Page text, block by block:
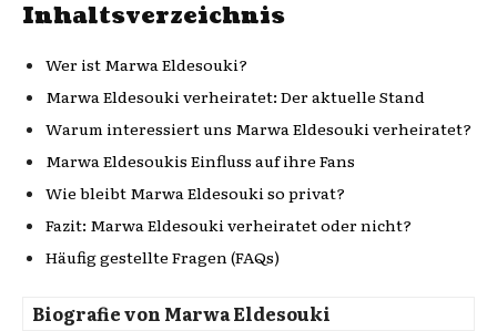
Inhaltsverzeichnis
Wer ist Marwa Eldesouki?
Marwa Eldesouki verheiratet: Der aktuelle Stand
Warum interessiert uns Marwa Eldesouki verheiratet?
Marwa Eldesoukis Einfluss auf ihre Fans
Wie bleibt Marwa Eldesouki so privat?
Fazit: Marwa Eldesouki verheiratet oder nicht?
Häufig gestellte Fragen (FAQs)
Biografie von Marwa Eldesouki